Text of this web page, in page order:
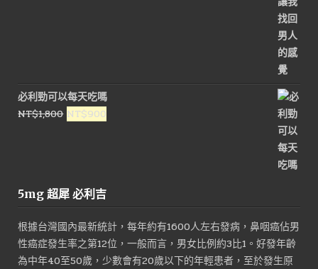
必利勁可以每天吃嗎
NT$1,800 原
NT$900
5mg 超犀 必利吉
根據台灣國內最新統計，每年約有1600人左右發病，鼻咽癌佔男
性癌症發生率之第12位，一般而言，男女比例約3比1。好發年齡
為中年40至50歲，少數會有20歲以下的年輕患者，至於發生原